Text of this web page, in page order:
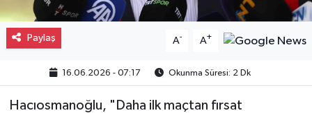
Paylaş A- A+
16.06.2026 - 07:17 Okunma Süresi: 2 Dk
Hacıosmanoğlu, "Daha ilk maçtan fırsat